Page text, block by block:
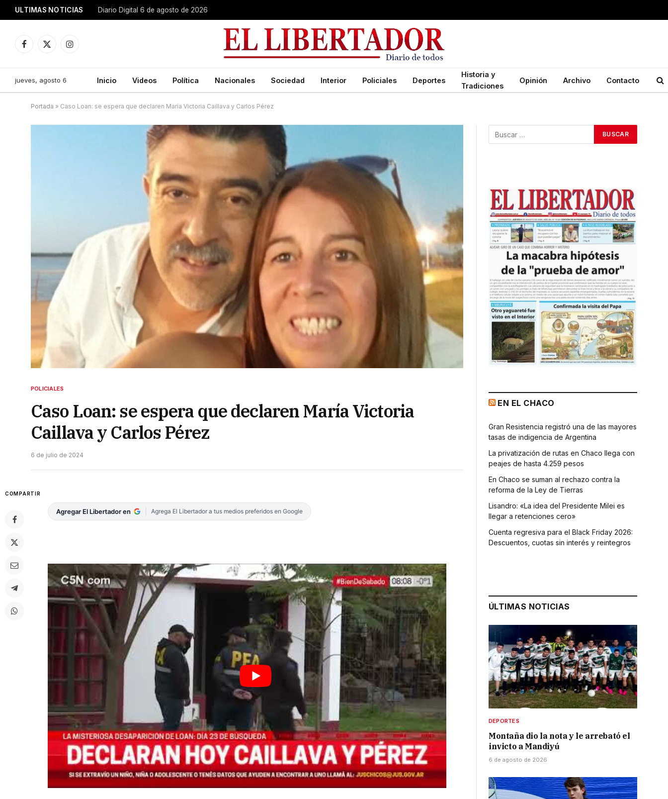
ULTIMAS NOTICIAS Diario Digital 6 de agosto de 2026
Facebook
X
Instagram
jueves, agosto 6 Inicio Videos Política Nacionales Sociedad Interior Policiales Deportes
Historia y
Tradiciones
Opinión Archivo Contacto
Portada » Caso Loan: se espera que declaren María Victoria Caillava y Carlos Pérez
POLICIALES
Caso Loan: se espera que declaren María Victoria
Caillava y Carlos Pérez
6 de julio de 2024
COMPARTIR
Agregar El Libertador en Agrega El Libertador a tus medios preferidos en Google
EN EL CHACO
Gran Resistencia registró una de las mayores
tasas de indigencia de Argentina
La privatización de rutas en Chaco llega con
peajes de hasta 4.259 pesos
En Chaco se suman al rechazo contra la
reforma de la Ley de Tierras
Lisandro: «La idea del Presidente Milei es
llegar a retenciones cero»
Cuenta regresiva para el Black Friday 2026:
Descuentos, cuotas sin interés y reintegros
ÚLTIMAS NOTICIAS
DEPORTES
Montaña dio la nota y le arrebató el
invicto a Mandiyú
6 de agosto de 2026